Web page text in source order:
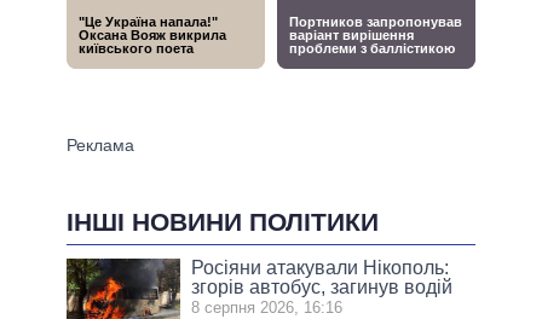
ІНШІ НОВИНИ ПОЛІТИКИ
Росіяни атакували Нікополь:
згорів автобус, загинув водій
8 серпня 2026, 16:16